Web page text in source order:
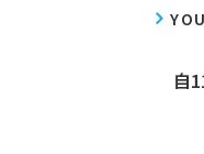
自